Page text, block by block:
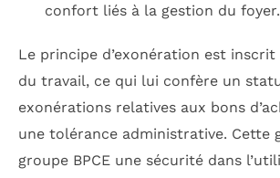
confort liés à la gestion du foyer.
Le principe d’exonération est
du travail, ce qui lui confère un
exonérations relatives aux bons
une tolérance administrative. Cette
groupe BPCE une sécurité dans